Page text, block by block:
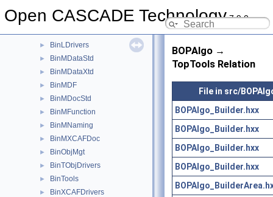
Open CASCADE Technology7.9.0
Aspect
► BinLDrivers
► BinMDataStd
► BinMDataXtd
► BinMDF
► BinMDocStd
► BinMFunction
► BinMNaming
► BinMXCAFDoc
► BinObjMgt
► BinTObjDrivers
► BinTools
► BinXCAFDrivers
BOPAlgo →
TopTools Relation
File in src/
BOPAlgo_Builder.hxx
BOPAlgo_Builder.hxx
BOPAlgo_Builder.hxx
BOPAlgo_Builder.hxx